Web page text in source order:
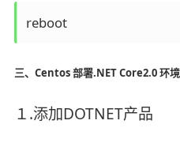
reboot
三、Centos 部署.NET Core2.0 环境
１.添加DOTNET产品